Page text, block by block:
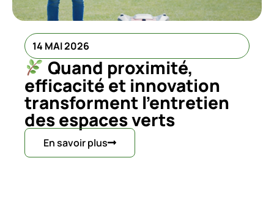
14 MAI 2026
Quand proximité,
efficacité et innovation
transforment l’entretien
des espaces verts
En savoir plus